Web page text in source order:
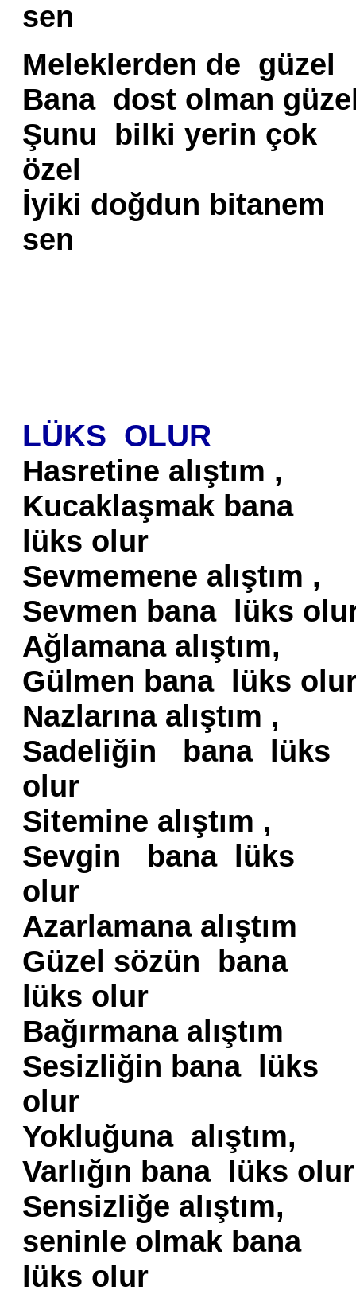
sen
Meleklerden de güzel
Bana dost olman
Şunu bilki yerin çok
özel
İyiki doğdun bitanem
sen
LÜKS OLUR
Hasretine alıştım ,
Kucaklaşmak bana
lüks olur
Sevmemene alıştım ,
Sevmen bana lüks
Ağlamana alıştım,
Gülmen bana lüks
Nazlarına alıştım ,
Sadeliğin bana lüks
olur
Sitemine alıştım ,
Sevgin bana lüks
olur
Azarlamana alıştım
Güzel sözün bana
lüks olur
Bağırmana alıştım
Sesizliğin bana lüks
olur
Yokluğuna alıştım,
Varlığın bana lüks olur
Sensizliğe alıştım,
seninle olmak bana
lüks olur